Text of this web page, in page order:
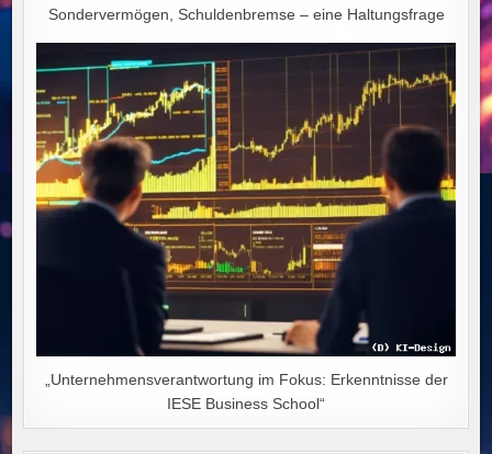
Sondervermögen, Schuldenbremse – eine Haltungsfrage
„Unternehmensverantwortung im Fokus: Erkenntnisse der
IESE Business School“